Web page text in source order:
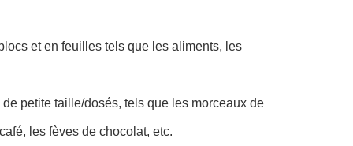
et en feuilles tels que les aliments, les
petite taille/dosés, tels que les morceaux de
les fèves de chocolat, etc.